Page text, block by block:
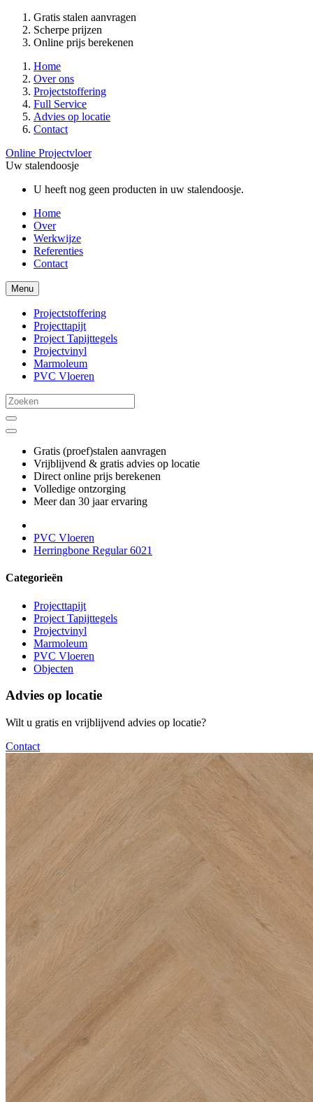
Gratis stalen aanvragen
Scherpe prijzen
Online prijs berekenen
Home
Over ons
Projectstoffering
Full Service
Advies op locatie
Contact
Online Projectvloer
Uw stalendoosje
U heeft nog geen producten in uw stalendoosje.
Home
Over
Werkwijze
Referenties
Contact
Menu
Projectstoffering
Projecttapijt
Project Tapijttegels
Projectvinyl
Marmoleum
PVC Vloeren
Gratis (proef)stalen aanvragen
Vrijblijvend & gratis advies op locatie
Direct online prijs berekenen
Volledige ontzorging
Meer dan 30 jaar ervaring
PVC Vloeren
Herringbone Regular 6021
Categorieën
Projecttapijt
Project Tapijttegels
Projectvinyl
Marmoleum
PVC Vloeren
Objecten
Advies op locatie
Wilt u gratis en vrijblijvend advies op locatie?
Contact